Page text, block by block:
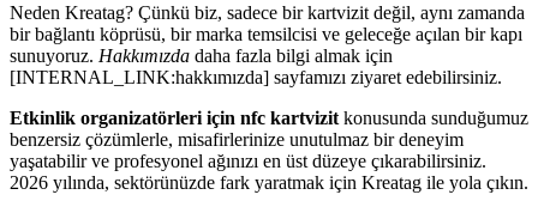
Neden Kreatag? Çünkü biz, sadece bir kartvizit değil, aynı zamanda
bir bağlantı köprüsü, bir marka temsilcisi ve geleceğe açılan bir kapı
sunuyoruz. Hakkımızda daha fazla bilgi almak için
[INTERNAL_LINK:hakkımızda] sayfamızı ziyaret edebilirsiniz.
Etkinlik organizatörleri için nfc kartvizit konusunda sunduğumuz
benzersiz çözümlerle, misafirlerinize unutulmaz bir deneyim
yaşatabilir ve profesyonel ağınızı en üst düzeye çıkarabilirsiniz.
2026 yılında, sektörünüzde fark yaratmak için Kreatag ile yola çıkın.